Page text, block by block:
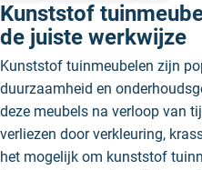
Kunststof
de juiste werkwijze
Kunststof tuinmeubelen zijn
duurzaamheid en
deze meubels na verloop van
verliezen door verkleuring,
het mogelijk om kunststof